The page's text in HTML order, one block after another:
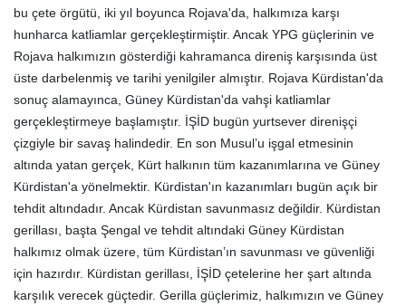
bu çete örgütü, iki yıl boyunca Rojava'da, halkımıza karşı
hunharca katliamlar gerçekleştirmiştir. Ancak YPG güçlerinin ve
Rojava halkımızın gösterdiği kahramanca direniş karşısında üst
üste darbelenmiş ve tarihi yenilgiler almıştır. Rojava Kürdistan'da
sonuç alamayınca, Güney Kürdistan'da vahşi katliamlar
gerçekleştirmeye başlamıştır. İŞİD bugün yurtsever direnişçi
çizgiyle bir savaş halindedir. En son Musul’u işgal etmesinin
altında yatan gerçek, Kürt halkının tüm kazanımlarına ve Güney
Kürdistan'a yönelmektir. Kürdistan'ın kazanımları bugün açık bir
tehdit altındadır. Ancak Kürdistan savunmasız değildir. Kürdistan
gerillası, başta Şengal ve tehdit altındaki Güney Kürdistan
halkımız olmak üzere, tüm Kürdistan’ın savunması ve güvenliği
için hazırdır. Kürdistan gerillası, İŞİD çetelerine her şart altında
karşılık verecek güçtedir. Gerilla güçlerimiz, halkımızın ve Güney